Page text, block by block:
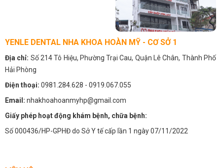
YENLE DENTAL NHA KHOA HOÀN MỸ - CƠ SỞ 1
Địa chỉ: Số 214 Tô Hiệu, Phường Trại Cau, Quận Lê Chân, Thành Phố
Hải Phòng
Điện thoại: 0981.284.628 - 0919.067.055
Email: nhakhoahoanmyhp@gmail.com
Giấy phép hoạt động khám bệnh, chữa bệnh:
Số 000436/HP-GPHĐ do Sở Y tế cấp lần 1 ngày 07/11/2022